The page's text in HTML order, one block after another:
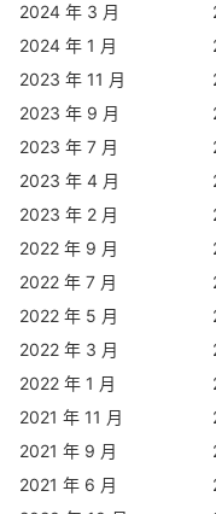
2024 年 3 月
2024 年 1 月
2023 年 11 月
2023 年 9 月
2023 年 7 月
2023 年 4 月
2023 年 2 月
2022 年 9 月
2022 年 7 月
2022 年 5 月
2022 年 3 月
2022 年 1 月
2021 年 11 月
2021 年 9 月
2021 年 6 月